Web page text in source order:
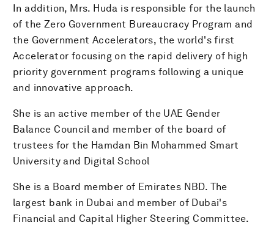
In addition, Mrs. Huda is responsible for the launch
of the Zero Government Bureaucracy Program and
the Government Accelerators, the world's first
Accelerator focusing on the rapid delivery of high
priority government programs following a unique
and innovative approach.
She is an active member of the UAE Gender
Balance Council and member of the board of
trustees for the Hamdan Bin Mohammed Smart
University and Digital School
She is a Board member of Emirates NBD. The
largest bank in Dubai and member of Dubai's
Financial and Capital Higher Steering Committee.